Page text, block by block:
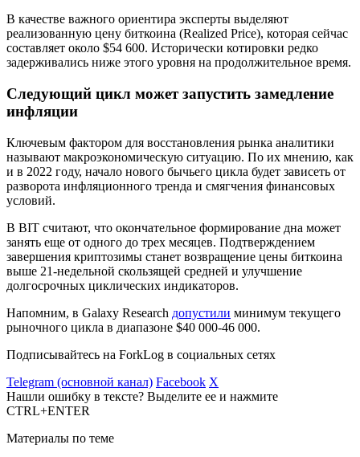
В качестве важного ориентира эксперты выделяют
реализованную цену биткоина (Realized Price), которая сейчас
составляет около $54 600. Исторически котировки редко
задерживались ниже этого уровня на продолжительное время.
Следующий цикл может запустить замедление
инфляции
Ключевым фактором для восстановления рынка аналитики
называют макроэкономическую ситуацию. По их мнению, как
и в 2022 году, начало нового бычьего цикла будет зависеть от
разворота инфляционного тренда и смягчения финансовых
условий.
В BIT считают, что окончательное формирование дна может
занять еще от одного до трех месяцев. Подтверждением
завершения криптозимы станет возвращение цены биткоина
выше 21-недельной скользящей средней и улучшение
долгосрочных циклических индикаторов.
Напомним, в Galaxy Research допустили минимум текущего
рыночного цикла в диапазоне $40 000-46 000.
Подписывайтесь на ForkLog в социальных сетях
Telegram (основной канал) Facebook X
Нашли ошибку в тексте? Выделите ее и нажмите
CTRL+ENTER
Материалы по теме